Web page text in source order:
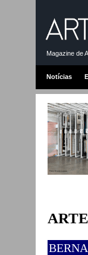
Magazine de
Notícias